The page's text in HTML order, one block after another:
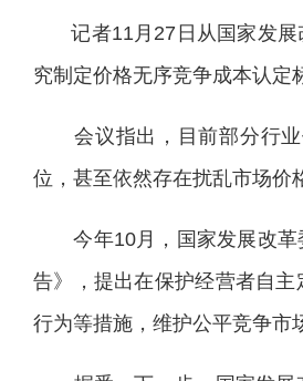
记者11月27日从国家发
究制定价格无序竞争成本认定
会议指出，目前部分行业
位，甚至依然存在扰乱市场价
今年10月，国家发展改革
告》，提出在保护经营者自
行为等措施，维护公平竞争市